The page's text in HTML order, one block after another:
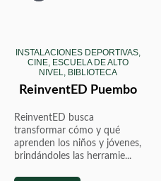
INSTALACIONES DEPORTIVAS,
CINE, ESCUELA DE ALTO
NIVEL, BIBLIOTECA
ReinventED Puembo
ReinventED busca
transformar cómo y qué
aprenden los niños y jóvenes,
brindándoles las herramie...